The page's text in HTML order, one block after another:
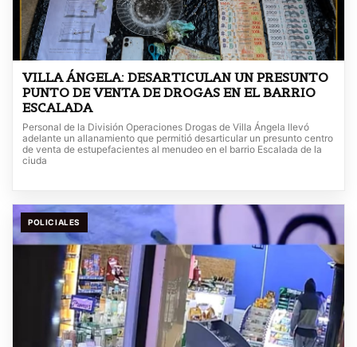
VILLA ÁNGELA: DESARTICULAN UN PRESUNTO
PUNTO DE VENTA DE DROGAS EN EL BARRIO
ESCALADA
Personal de la División Operaciones Drogas de Villa Ángela llevó
adelante un allanamiento que permitió desarticular un presunto centro
de venta de estupefacientes al menudeo en el barrio Escalada de la
ciuda
POLICIALES